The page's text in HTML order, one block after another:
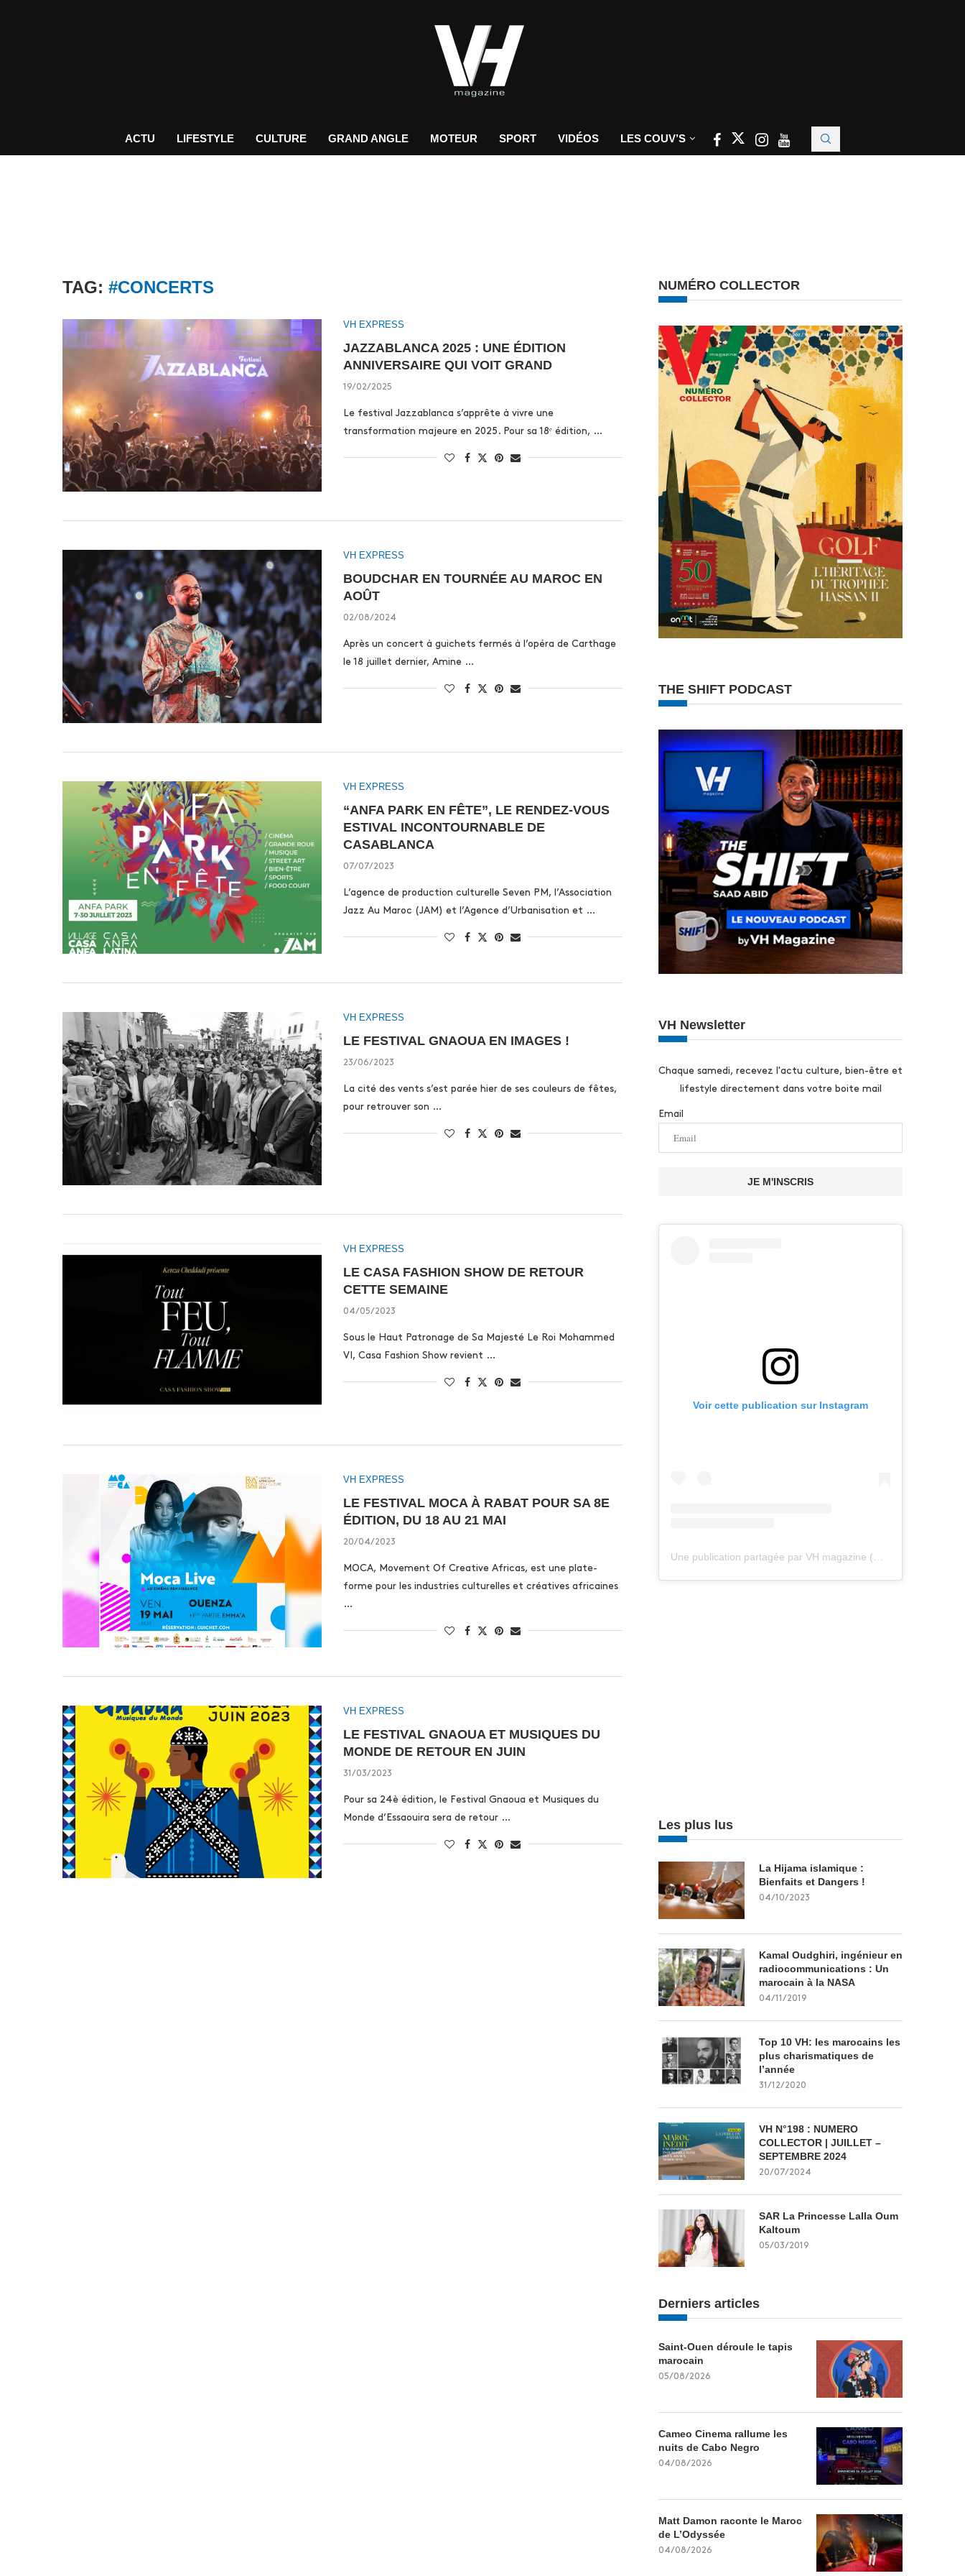
ACTU LIFESTYLE CULTURE GRAND ANGLE MOTEUR SPORT VIDÉOS LES COUV’S
TAG: #CONCERTS
VH EXPRESS
JAZZABLANCA 2025 : UNE ÉDITION
ANNIVERSAIRE QUI VOIT GRAND
19/02/2025
Le festival Jazzablanca s’apprête à vivre une
transformation majeure en 2025. Pour sa 18ᵉ édition, …
VH EXPRESS
BOUDCHAR EN TOURNÉE AU MAROC EN
AOÛT
02/08/2024
Après un concert à guichets fermés à l’opéra de Carthage
le 18 juillet dernier, Amine …
VH EXPRESS
“ANFA PARK EN FÊTE”, LE RENDEZ-VOUS
ESTIVAL INCONTOURNABLE DE
CASABLANCA
07/07/2023
L’agence de production culturelle Seven PM, l’Association
Jazz Au Maroc (JAM) et l’Agence d’Urbanisation et …
VH EXPRESS
LE FESTIVAL GNAOUA EN IMAGES !
23/06/2023
La cité des vents s’est parée hier de ses couleurs de fêtes,
pour retrouver son …
VH EXPRESS
LE CASA FASHION SHOW DE RETOUR
CETTE SEMAINE
04/05/2023
Sous le Haut Patronage de Sa Majesté Le Roi Mohammed
VI, Casa Fashion Show revient …
VH EXPRESS
LE FESTIVAL MOCA À RABAT POUR SA 8E
ÉDITION, DU 18 AU 21 MAI
20/04/2023
MOCA, Movement Of Creative Africas, est une plate-
forme pour les industries culturelles et créatives africaines
…
VH EXPRESS
LE FESTIVAL GNAOUA ET MUSIQUES DU
MONDE DE RETOUR EN JUIN
31/03/2023
Pour sa 24è édition, le Festival Gnaoua et Musiques du
Monde d’Essaouira sera de retour …
NUMÉRO COLLECTOR
THE SHIFT PODCAST
VH Newsletter
Chaque samedi, recevez l'actu culture, bien-être et
lifestyle directement dans votre boite mail
Email
JE M'INSCRIS
Voir cette publication sur Instagram
Les plus lus
La Hijama islamique :
Bienfaits et Dangers !
04/10/2023
Kamal Oudghiri, ingénieur en
radiocommunications : Un
marocain à la NASA
04/11/2019
Top 10 VH: les marocains les
plus charismatiques de
l’année
31/12/2020
VH N°198 : NUMERO
COLLECTOR | JUILLET –
SEPTEMBRE 2024
20/07/2024
SAR La Princesse Lalla Oum
Kaltoum
05/03/2019
Derniers articles
Saint-Ouen déroule le tapis
marocain
05/08/2026
Cameo Cinema rallume les
nuits de Cabo Negro
04/08/2026
Matt Damon raconte le Maroc
de L’Odyssée
04/08/2026